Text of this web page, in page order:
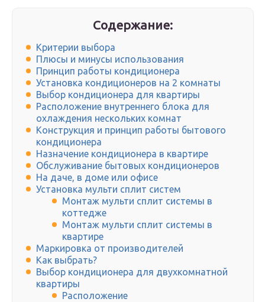
Содержание:
Критерии выбора
Плюсы и минусы использования
Принцип работы кондиционера
Установка кондиционеров на 2 комнаты
Выбор кондиционера для квартиры
Расположение внутреннего блока для
охлаждения нескольких комнат
Конструкция и принцип работы бытового
кондиционера
Назначение кондиционера в квартире
Обслуживание бытовых кондиционеров
На даче, в доме или офисе
Установка мульти сплит систем
Монтаж мульти сплит системы в
коттедже
Монтаж мульти сплит системы в
квартире
Маркировка от производителей
Как выбрать?
Выбор кондиционера для двухкомнатной
квартиры
Расположение